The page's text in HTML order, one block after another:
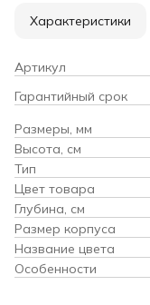
Характеристики
Артикул
Гарантийный срок
Размеры, мм
Высота, см
Тип
Цвет товара
Глубина, см
Размер корпуса
Название цвета
Особенности